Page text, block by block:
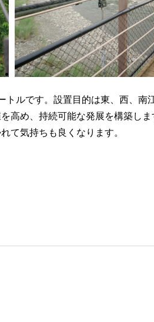
ルです。設置目的は東、西、南
高め、持続可能な発展を構築しま
て気持ちも良くなります。